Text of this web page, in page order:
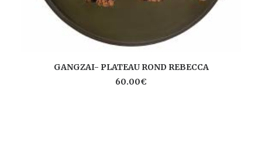
AJOUTER AU PANIER
GANGZAI- PLATEAU ROND REBECCA
60.00€